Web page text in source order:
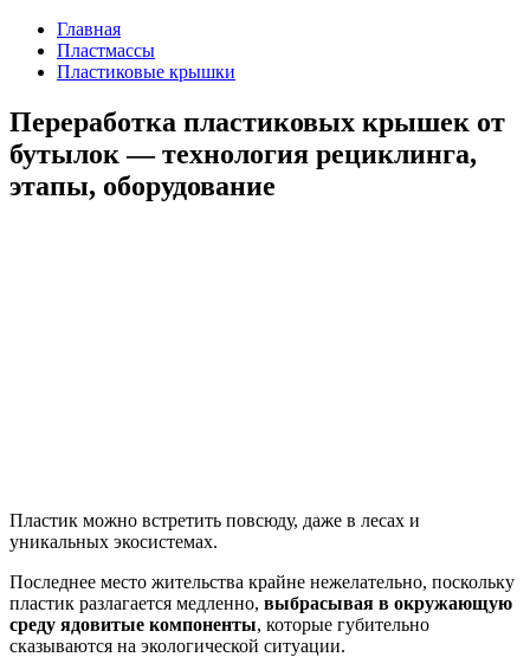
Главная
Пластмассы
Пластиковые крышки
Переработка пластиковых крышек от
бутылок — технология рециклинга,
этапы, оборудование
Пластик можно встретить повсюду, даже в лесах и
уникальных экосистемах.
Последнее место жительства крайне нежелательно, поскольку
пластик разлагается медленно, выбрасывая в окружающую
среду ядовитые компоненты, которые губительно
сказываются на экологической ситуации.